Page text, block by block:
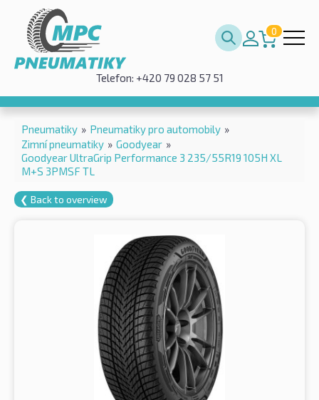
0
Telefon: +420 79 028 57 51
Pneumatiky » Pneumatiky pro automobily »
Zimní pneumatiky » Goodyear »
Goodyear UltraGrip Performance 3 235/55R19 105H XL
M+S 3PMSF TL
❮ Back to overview